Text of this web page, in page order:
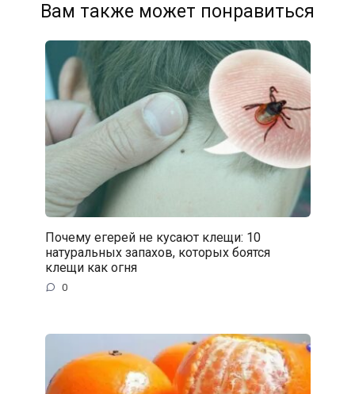
Вам также может понравиться
Почему егерей не кусают клещи: 10
натуральных запахов, которых боятся
клещи как огня
0